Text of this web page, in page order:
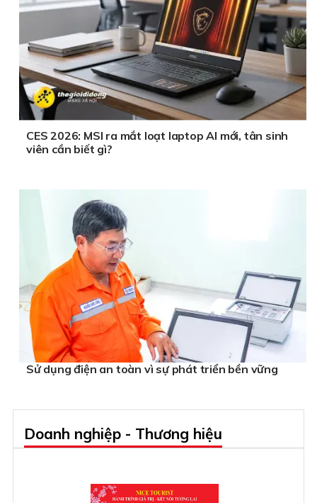
CES 2026: MSI ra mắt loạt laptop AI mới, tân sinh
viên cần biết gì?
Sử dụng điện an toàn vì sự phát triển bền vững
Doanh nghiệp - Thương hiệu